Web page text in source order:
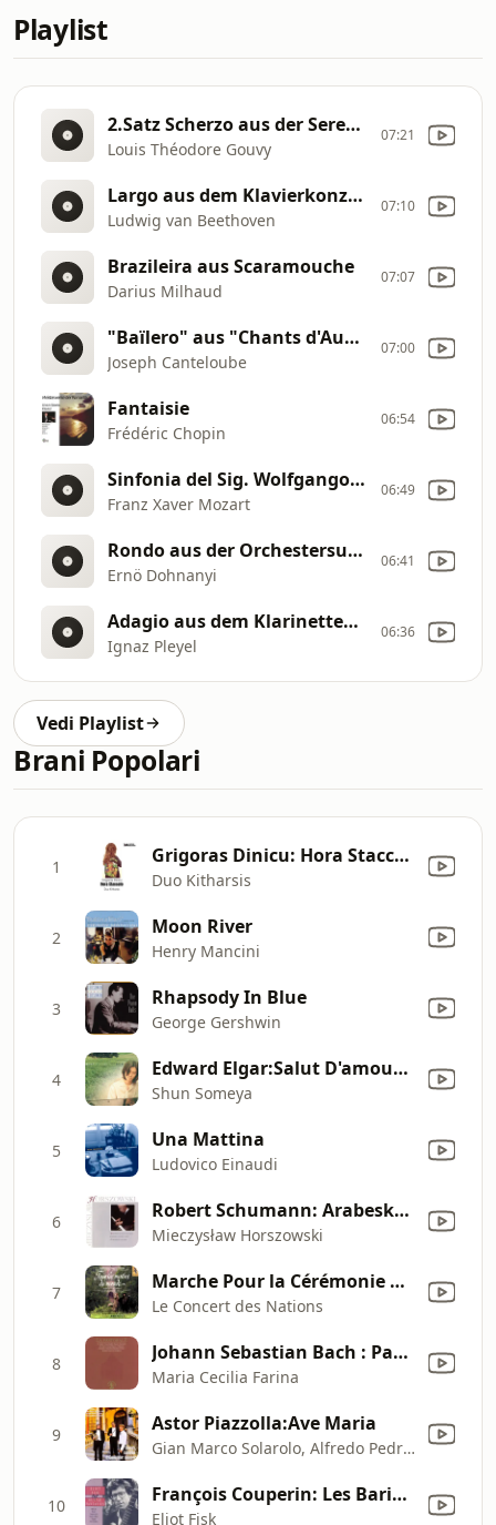
Playlist
2.Satz Scherzo aus der Serenade Nr.2 F
Louis Théodore Gouvy
07:21
Largo aus dem Klavierkonzert Nr.3 c
Ludwig van Beethoven
07:10
Brazileira aus Scaramouche
Darius Milhaud
07:07
"Baïlero" aus "Chants d'Auvergne"
Joseph Canteloube
07:00
Fantaisie
Frédéric Chopin
06:54
Sinfonia del Sig. Wolfgango Mozart figlio
Franz Xaver Mozart
06:49
Rondo aus der Orchestersuite fis
Ernö Dohnanyi
06:41
Adagio aus dem Klarinettenkonzert C
Ignaz Pleyel
06:36
Vedi Playlist
Brani Popolari
1 Grigoras Dinicu: Hora Staccato
Duo Kitharsis
2 Moon River
Henry Mancini
3 Rhapsody In Blue
George Gershwin
4 Edward Elgar:Salut D'amour Op.12
Shun Someya
5 Una Mattina
Ludovico Einaudi
6 Robert Schumann: Arabeske, Op. 18 (LP Version)
Mieczysław Horszowski
7 Marche Pour la Cérémonie Des Turcs (Jean-Baptiste Lully)
Le Concert des Nations
8 Johann Sebastian Bach : Pastorale BWV 590
Maria Cecilia Farina
9 Astor Piazzolla:Ave Maria
Gian Marco Solarolo, Alfredo Pedretti, Cristina Monti & Trio Calliope
10 François Couperin: Les Baricades Mistérieuses
Eliot Fisk